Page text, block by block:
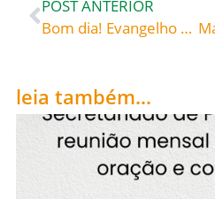
POST ANTERIOR
Bom dia! Evangelho de 11 de abril de 2023: Consolação e alegria no Senhor – Santa Gertrudes de Helfta (1256-1301) monja beneditina Arauto do Amor Divino, Livro IV, SC 255
leia também...